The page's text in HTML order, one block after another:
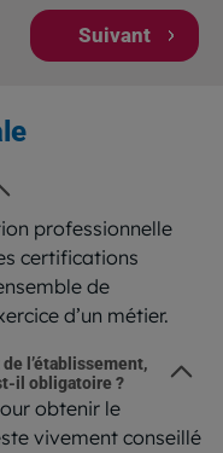
professionnelle
certifications
de
d’un métier.
l’établissement,
il obligatoire ?
obtenir le
vivement conseillé